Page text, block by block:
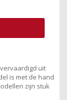
uit
is met de hand
zijn stuk